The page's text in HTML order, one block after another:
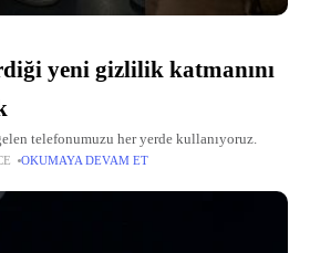
yeni gizlilik katmanını
telefonumuzu her yerde kullanıyoruz.
OKUMAYA DEVAM ET